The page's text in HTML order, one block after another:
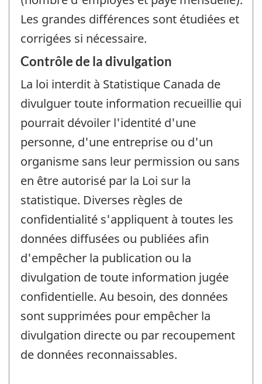
Les grandes différences sont étudiées et
corrigées si nécessaire.
Contrôle de la divulgation
La loi interdit à Statistique Canada de
divulguer toute information recueillie qui
pourrait dévoiler l'identité d'une
personne, d'une entreprise ou d'un
organisme sans leur permission ou sans
en être autorisé par la Loi sur la
statistique. Diverses règles de
confidentialité s'appliquent à toutes les
données diffusées ou publiées afin
d'empêcher la publication ou la
divulgation de toute information jugée
confidentielle. Au besoin, des données
sont supprimées pour empêcher la
divulgation directe ou par recoupement
de données reconnaissables.